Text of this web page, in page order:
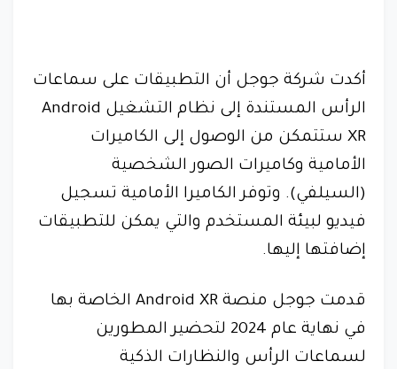
أكدت شركة جوجل أن التطبيقات على سماعات
الرأس المستندة إلى نظام التشغيل Android
XR ستتمكن من الوصول إلى الكاميرات
الأمامية وكاميرات الصور الشخصية
(السيلفي). وتوفر الكاميرا الأمامية تسجيل
فيديو لبيئة المستخدم والتي يمكن للتطبيقات
إضافتها إليها.
قدمت جوجل منصة Android XR الخاصة بها
في نهاية عام 2024 لتحضير المطورين
لسماعات الرأس والنظارات الذكية